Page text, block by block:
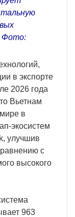
Фото:
в экспорте
2026 года
Вьетнам
в
экосистем
улучшив
с
высокого
963